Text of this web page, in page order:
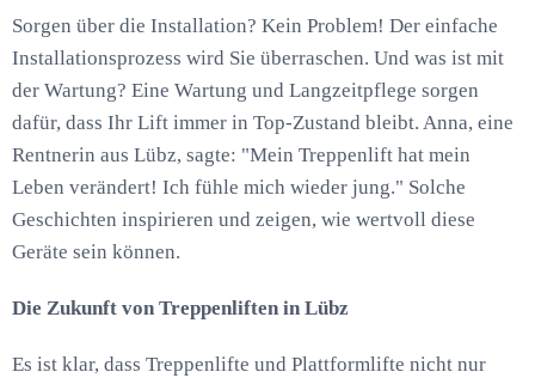
Sorgen über die Installation? Kein Problem! Der einfache
Installationsprozess wird Sie überraschen. Und was ist mit
der Wartung? Eine Wartung und Langzeitpflege sorgen
dafür, dass Ihr Lift immer in Top-Zustand bleibt. Anna, eine
Rentnerin aus Lübz, sagte: "Mein Treppenlift hat mein
Leben verändert! Ich fühle mich wieder jung." Solche
Geschichten inspirieren und zeigen, wie wertvoll diese
Geräte sein können.
Die Zukunft von Treppenliften in Lübz
Es ist klar, dass Treppenlifte und Plattformlifte nicht nur